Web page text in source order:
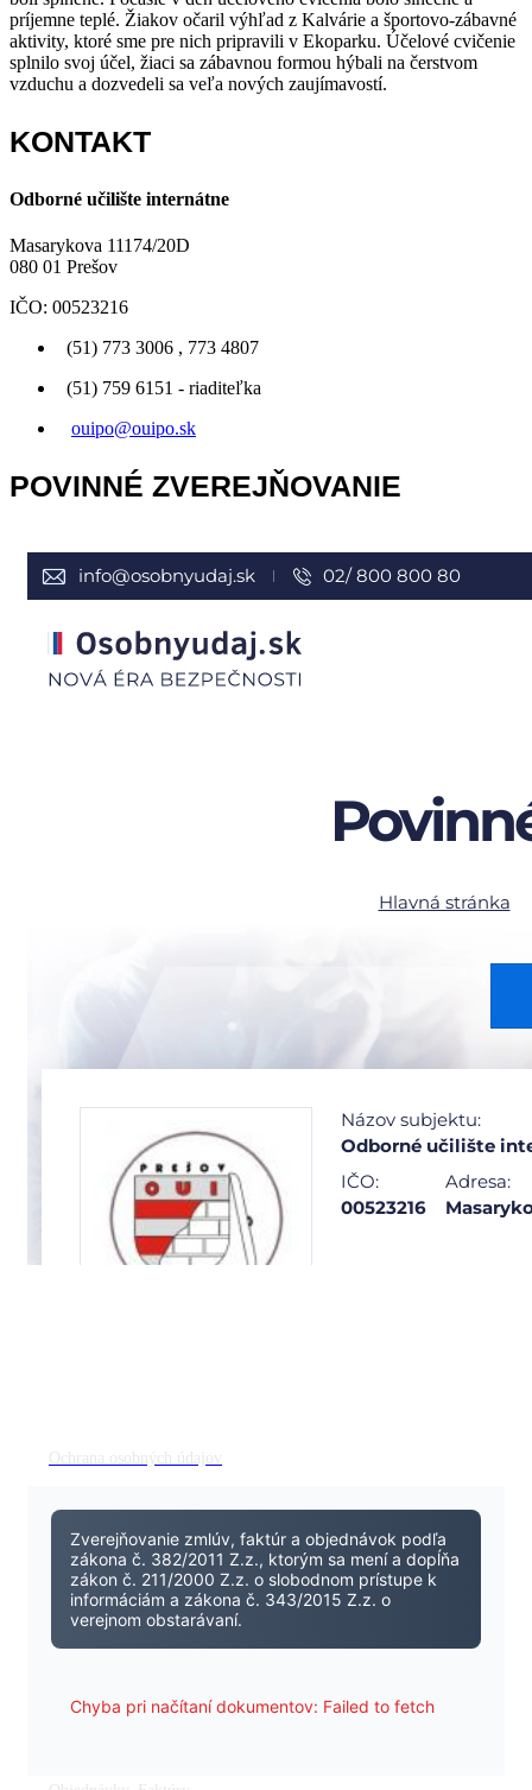
príjemne teplé. Žiakov očaril výhľad z Kalvárie a športovo-zábavné
aktivity, ktoré sme pre nich pripravili v Ekoparku. Účelové cvičenie
splnilo svoj účel, žiaci sa zábavnou formou hýbali na čerstvom
vzduchu a dozvedeli sa veľa nových zaujímavostí.
KONTAKT
Odborné učilište internátne
Masarykova 11174/20D
080 01 Prešov
IČO: 00523216
(51) 773 3006 , 773 4807
(51) 759 6151 - riaditeľka
ouipo@ouipo.sk
POVINNÉ ZVEREJŇOVANIE
Zverejňovanie zmlúv, faktúr a objednávok podľa
zákona č. 382/2011 Z.z., ktorým sa mení a dopĺňa
zákon č. 211/2000 Z.z. o slobodnom prístupe k
informáciám a zákona č. 343/2015 Z.z. o
verejnom obstarávaní.
Chyba pri načítaní dokumentov: Failed to fetch